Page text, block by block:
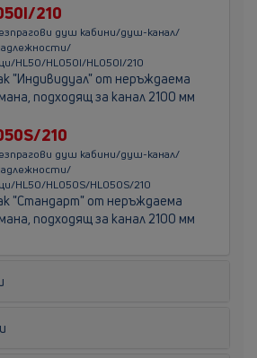
210
душ кабини/душ-канал/
HL50/HL050I/HL050I/210
"Индивидуал" от неръждаема
подходящ за канал 2100 мм
210
душ кабини/душ-канал/
HL50/HL050S/HL050S/210
"Стандарт" от неръждаема
подходящ за канал 2100 мм